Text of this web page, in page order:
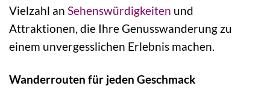
Vielzahl an Sehenswürdigkeiten und
Attraktionen, die Ihre Genusswanderung zu
einem unvergesslichen Erlebnis machen.
Wanderrouten für jeden Geschmack